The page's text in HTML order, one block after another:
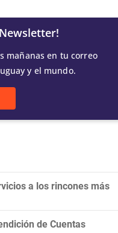
mañanas en tu correo
y el mundo.
a los rincones más
de Cuentas